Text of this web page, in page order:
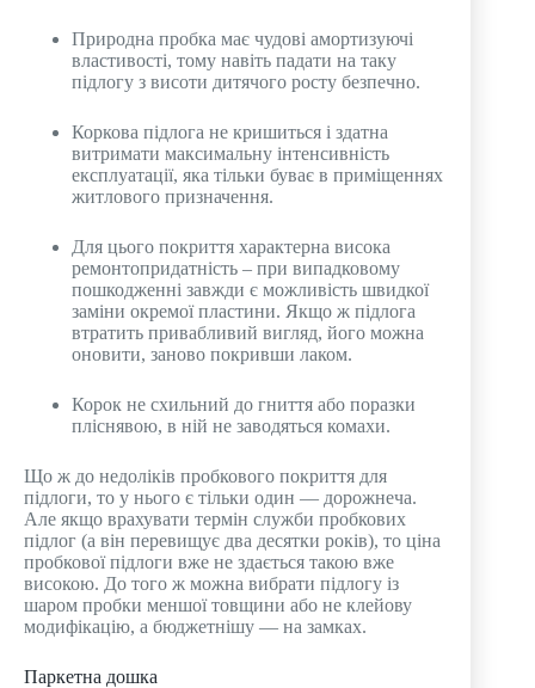
Природна пробка має чудові амортизуючі
властивості, тому навіть падати на таку
підлогу з висоти дитячого росту безпечно.
Коркова підлога не кришиться і здатна
витримати максимальну інтенсивність
експлуатації, яка тільки буває в приміщеннях
житлового призначення.
Для цього покриття характерна висока
ремонтопридатність – при випадковому
пошкодженні завжди є можливість швидкої
заміни окремої пластини. Якщо ж підлога
втратить привабливий вигляд, його можна
оновити, заново покривши лаком.
Корок не схильний до гниття або поразки
пліснявою, в ній не заводяться комахи.
Що ж до недоліків пробкового покриття для
підлоги, то у нього є тільки один — дорожнеча.
Але якщо врахувати термін служби пробкових
підлог (а він перевищує два десятки років), то ціна
пробкової підлоги вже не здається такою вже
високою. До того ж можна вибрати підлогу із
шаром пробки меншої товщини або не клейову
модифікацію, а бюджетнішу — на замках.
Паркетна дошка